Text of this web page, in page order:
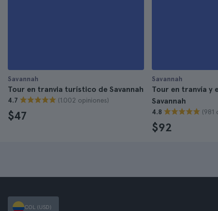
Savannah
Tour en tranvia turístico de Savannah
4.7 (1.002 opiniones)
$47
Savannah
Tour en tranvía y
Savannah
4.8 (981
$92
COL (USD)